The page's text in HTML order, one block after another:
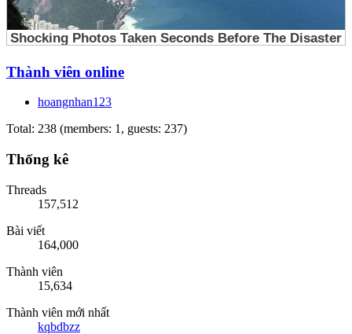
Thành viên online
hoangnhan123
Total: 238 (members: 1, guests: 237)
Thống kê
Threads
157,512
Bài viết
164,000
Thành viên
15,634
Thành viên mới nhất
kqbdbzz